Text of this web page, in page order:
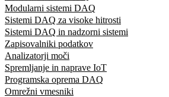
Modularni sistemi DAQ
Sistemi DAQ za visoke hitrosti
Sistemi DAQ in nadzorni sistemi
Zapisovalniki podatkov
Analizatorji moči
Spremljanje in naprave IoT
Programska oprema DAQ
Omrežni vmesniki